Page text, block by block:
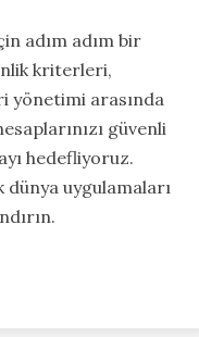
adım adım bir
kriterleri,
yönetimi arasında
güvenli
hedefliyoruz.
uygulamaları